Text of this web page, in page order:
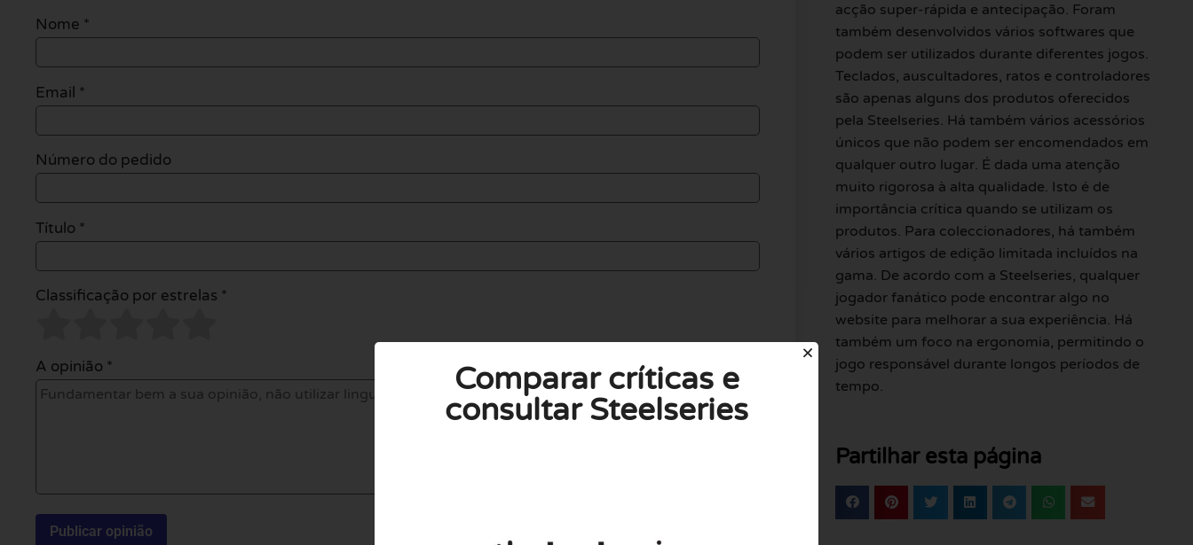
Nome *
Email *
Número do pedido
Título *
Classificação por estrelas *
A opinião *
acção super-rápida e antecipação. Foram
também desenvolvidos vários softwares que
podem ser utilizados durante diferentes jogos.
Teclados, auscultadores, ratos e controladores
são apenas alguns dos produtos oferecidos
pela Steelseries. Há também vários acessórios
únicos que não podem ser encomendados em
qualquer outro lugar. É dada uma atenção
muito rigorosa à alta qualidade. Isto é de
importância crítica quando se utilizam os
produtos. Para coleccionadores, há também
vários artigos de edição limitada incluídos na
gama. De acordo com a Steelseries, qualquer
jogador fanático pode encontrar algo no
website para melhorar a sua experiência. Há
também um foco na ergonomia, permitindo o
jogo responsável durante longos períodos de
tempo.
Partilhar esta página
Comparar críticas e
consultar Steelseries